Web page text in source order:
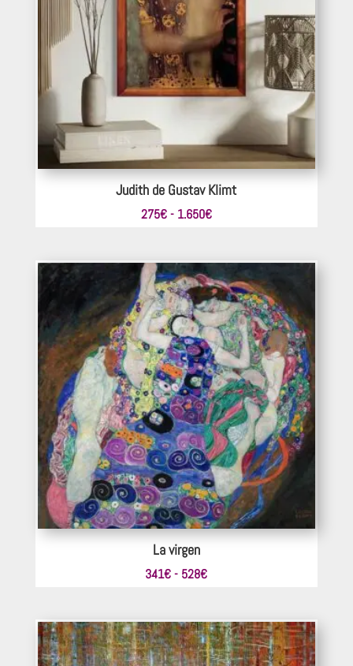
Judith de Gustav Klimt
275€- 1.650€Rango
desde
275€
hasta
1.650€
La virgen
341€ - 528€Rango
desde
341€